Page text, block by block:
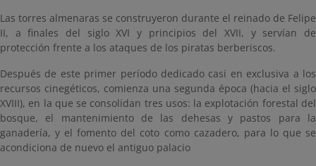
Las torres almenaras se construyeron durante el reinado de Felipe
II, a finales del siglo XVI y principios del XVII, y servían de
protección frente a los ataques de los piratas berberiscos.
Después de este primer período dedicado casi en exclusiva a los
recursos cinegéticos, comienza una segunda época (hacia el siglo
XVIII), en la que se consolidan tres usos: la explotación forestal del
bosque, el mantenimiento de las dehesas y pastos para la
ganadería, y el fomento del coto como cazadero, para lo que se
acondiciona de nuevo el antiguo palacio